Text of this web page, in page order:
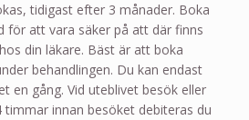
tidigast efter 3 månader. Boka
för att vara säker på att där finns
din läkare. Bäst är att boka
behandlingen. Du kan endast
en gång. Vid uteblivet besök eller
timmar innan besöket debiteras du